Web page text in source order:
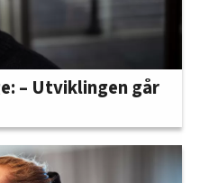
– Utviklingen går